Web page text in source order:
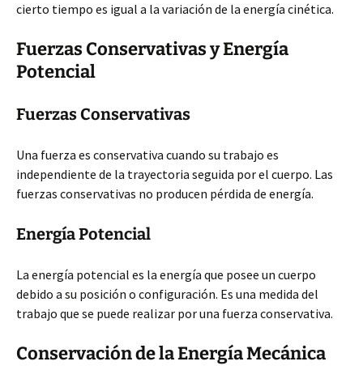
cierto tiempo es igual a la variación de la energía cinética.
Fuerzas Conservativas y Energía
Potencial
Fuerzas Conservativas
Una fuerza es conservativa cuando su trabajo es
independiente de la trayectoria seguida por el cuerpo. Las
fuerzas conservativas no producen pérdida de energía.
Energía Potencial
La energía potencial es la energía que posee un cuerpo
debido a su posición o configuración. Es una medida del
trabajo que se puede realizar por una fuerza conservativa.
Conservación de la Energía Mecánica